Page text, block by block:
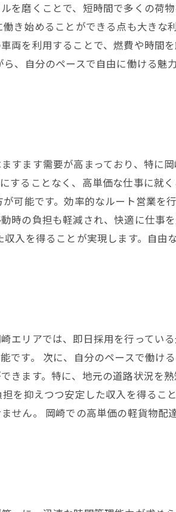
を磨くことで、短時間で多くの荷
き始めることができる点も大きな
両を利用することで、燃費や時間
、自分のペースで自由に働ける魅
すます需要が高まっており、特に
することなく、高単価な仕事に就
可能です。効率的なルート営業を
時の負担も軽減され、快適に仕事
入を得ることが実現します。自由
エリアでは、即日採用を行ってい
です。 次に、自分のペースで働け
きます。特に、地元の道路状況を
を抑えつつ安定した収入を得るこ
せん。 岡崎での高単価の軽貨物配